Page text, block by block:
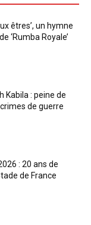
êtres’, un hymne
‘Rumba Royale’
Kabila : peine de
de guerre
: 20 ans de
de France